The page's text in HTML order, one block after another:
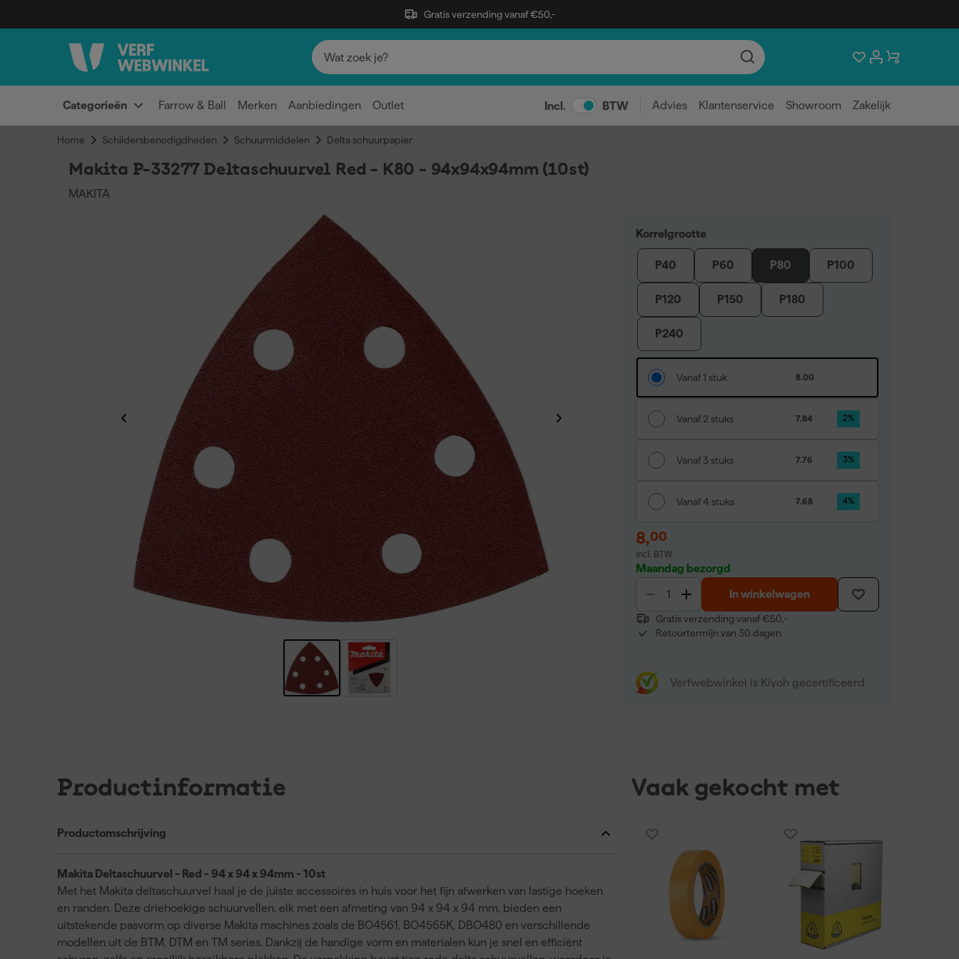
Gratis verzending vanaf €50,-
Categorieën Farrow & Ball Merken Aanbiedingen Outlet Incl. BTW Advies Klantenservice Showroom Zakelijk
Home Schildersbenodigdheden Schuurmiddelen Delta schuurpapier
Makita P-33277 Deltaschuurvel Red - K80 - 94x94x94mm (10st)
MAKITA
Korrelgrootte
P40 P60 P80 P100
P120 P150 P180
P240
Vanaf 1 stuk 8.00
Vanaf 2 stuks 7.84 2%
Vanaf 3 stuks 7.76 3%
Vanaf 4 stuks 7.68 4%
8,00
incl. BTW
Maandag bezorgd
In winkelwagen
Gratis verzending vanaf €50,-
Retourtermijn van 30 dagen
Verfwebwinkel is Kiyoh gecertificeerd
Productinformatie
Productomschrijving
Makita Deltaschuurvel - Red - 94 x 94 x 94mm - 10st
Met het Makita deltaschuurvel haal je de juiste accessoires in huis voor het fijn afwerken van lastige hoeken
en randen. Deze driehoekige schuurvellen, elk met een afmeting van 94 x 94 x 94 mm, bieden een
uitstekende pasvorm op diverse Makita machines zoals de BO4561, BO4565K, DBO480 en verschillende
modellen uit de BTM, DTM en TM series. Dankzij de handige vorm en materialen kun je snel en efficiënt
Vaak gekocht met